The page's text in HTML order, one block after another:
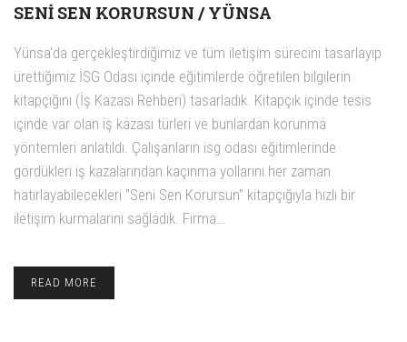
SENI SEN KORURSUN / YÜNSA
Yünsa'da gerçekleştirdiğimiz ve tüm iletişim sürecini tasarlayıp
ürettiğimiz İSG Odası içinde eğitimlerde öğretilen bilgilerin
kitapçığını (İş Kazası Rehberi) tasarladık. Kitapçık içinde tesis
içinde var olan iş kazası türleri ve bunlardan korunma
yöntemleri anlatıldı. Çalışanların isg odası eğitimlerinde
gördükleri iş kazalarından kaçınma yollarını her zaman
hatırlayabilecekleri "Seni Sen Korursun" kitapçığıyla hızlı bir
iletişim kurmalarını sağladık. Firma…
READ MORE